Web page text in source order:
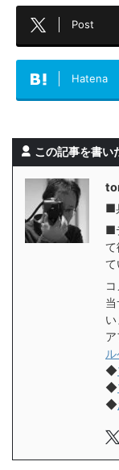
Post
Hatena
この記事を書い
■
■
い
◆
◆
◆